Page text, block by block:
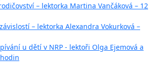
– lektorka Martina Vančáková – 12
– lektorka Alexandra Vokurková –
u dětí v NRP - lektoři Olga Ejemová a